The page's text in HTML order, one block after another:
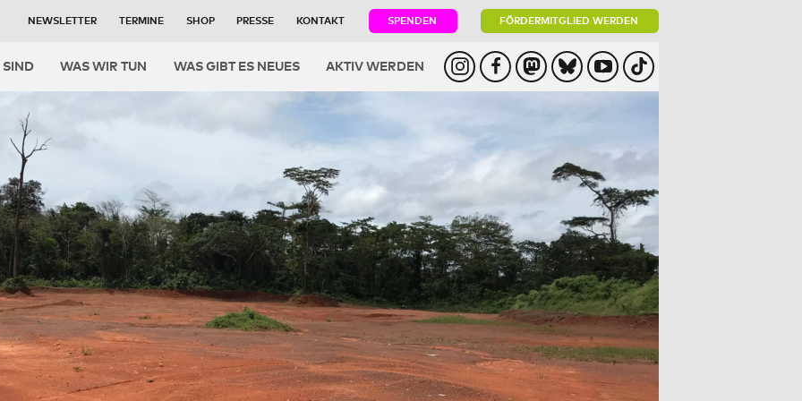
NEWSLETTER TERMINE SHOP PRESSE KONTAKT SPENDEN FÖRDERMITGLIED WERDEN
SIND WAS WIR TUN WAS GIBT ES NEUES AKTIV WERDEN